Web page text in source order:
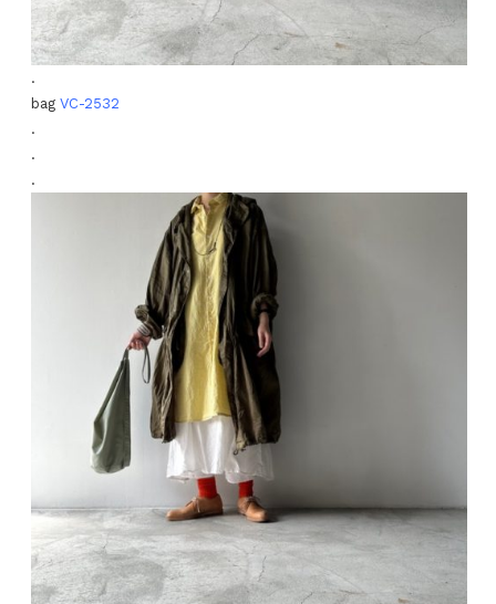
.
bag VC-2532
.
.
.